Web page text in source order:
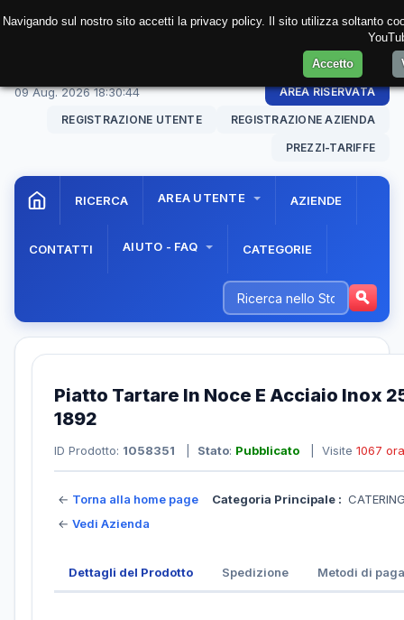
09 Aug. 202618:30:44 AREA RISERVATA
REGISTRAZIONE UTENTE REGISTRAZIONE AZIENDA
PREZZI-TARIFFE
RICERCA AREA UTENTE AZIENDE
CONTATTI AIUTO - FAQ CATEGORIE
Piatto Tartare In Noce E Acciaio Inox
1892
ID Prodotto: 1058351 Stato: Pubblicato | Visite 1067 ora
← Torna alla home page
← Vedi Azienda
Categoria Principale :
Dettagli del Prodotto Spedizione Metodi di
Navigando sul nostro sito accetti la privacy policy. Il sito utilizza soltanto
Accetto